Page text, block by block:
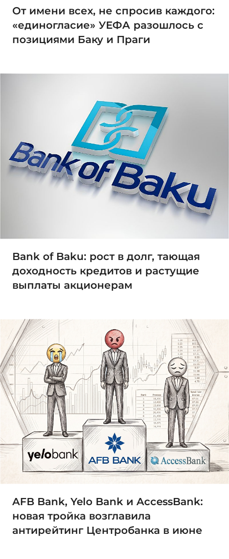
От имени всех, не спросив каждого:
«единогласие» УЕФА разошлось с
позициями Баку и Праги
Bank of Baku: рост в долг, тающая
доходность кредитов и растущие
выплаты акционерам
AFB Bank, Yelo Bank и AccessBank:
новая тройка возглавила
антирейтинг Центробанка в июне